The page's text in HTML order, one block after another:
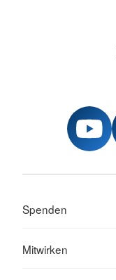
Spenden
Mitwirken